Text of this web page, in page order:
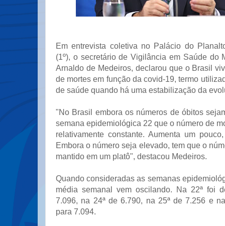
Em entrevista coletiva no Palácio do
(1º), o secretário de Vigilância em Saúde do
Arnaldo de Medeiros, declarou que o Brasil
de mortes em função da covid-19, termo
de saúde quando há uma estabilização da
"No Brasil embora os números de óbitos
semana epidemiológica 22 que o número de
relativamente constante. Aumenta um
Embora o número seja elevado, tem que o
mantido em um platô", destacou Medeiros.
Quando consideradas as semanas
média semanal vem oscilando. Na 22ª foi
7.096, na 24ª de 6.790, na 25ª de 7.256 e
para 7.094.